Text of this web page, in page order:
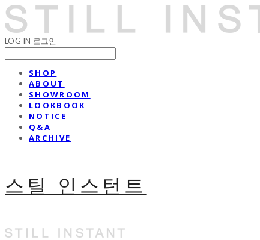
LOG IN 로그인
SHOP
ABOUT
SHOWROOM
LOOKBOOK
NOTICE
Q&A
ARCHIVE
스틸 인스턴트